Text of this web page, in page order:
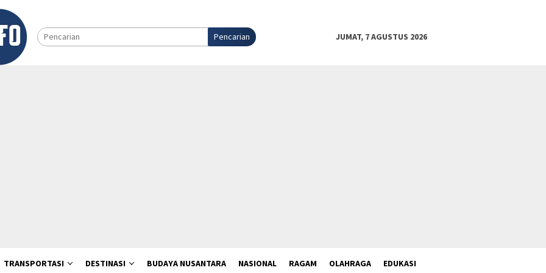
Pencarian JUMAT, 7 AGUSTUS 2026
TRANSPORTASI DESTINASI BUDAYA NUSANTARA NASIONAL RAGAM OLAHRAGA EDUKASI